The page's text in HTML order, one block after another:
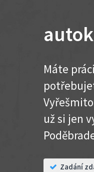
Máte
už si jen
Zadání